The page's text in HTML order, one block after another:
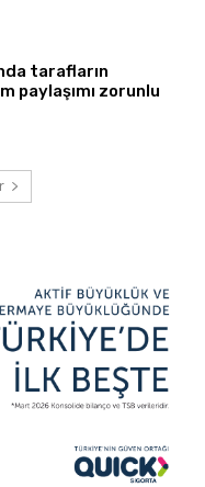
tarafların
paylaşımı zorunlu